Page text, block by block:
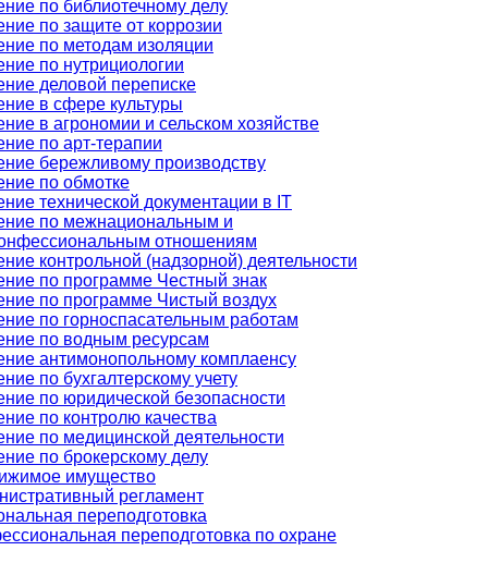
по библиотечному делу
по защите от коррозии
по методам изоляции
по нутрициологии
деловой переписке
в сфере культуры
в агрономии и сельском хозяйстве
по арт-терапии
бережливому производству
по обмотке
технической документации в IT
по межнациональным и
отношениям
контрольной (надзорной) деятельности
по программе Честный знак
по программе Чистый воздух
по горноспасательным работам
по водным ресурсам
антимонопольному комплаенсу
по бухгалтерскому учету
по юридической безопасности
по контролю качества
по медицинской деятельности
по брокерскому делу
имущество
регламент
переподготовка
переподготовка по охране